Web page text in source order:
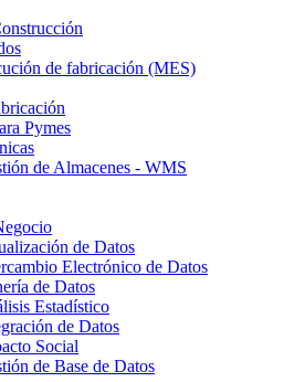
de fabricación (MES)
Pymes
de Almacenes - WMS
de Datos
Electrónico de Datos
de Datos
Estadístico
de Datos
Social
de Base de Datos